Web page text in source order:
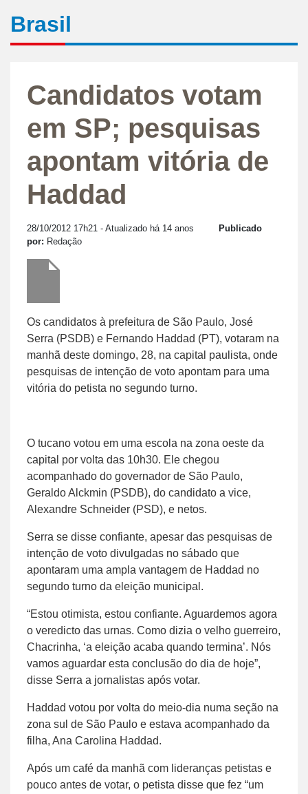
Brasil
Candidatos votam
em SP; pesquisas
apontam vitória de
Haddad
28/10/2012 17h21 - Atualizado há 14 anos
Publicado
por: Redação
Os candidatos à prefeitura de São Paulo, José
Serra (PSDB) e Fernando Haddad (PT), votaram na
manhã deste domingo, 28, na capital paulista, onde
pesquisas de intenção de voto apontam para uma
vitória do petista no segundo turno.
O tucano votou em uma escola na zona oeste da
capital por volta das 10h30. Ele chegou
acompanhado do governador de São Paulo,
Geraldo Alckmin (PSDB), do candidato a vice,
Alexandre Schneider (PSD), e netos.
Serra se disse confiante, apesar das pesquisas de
intenção de voto divulgadas no sábado que
apontaram uma ampla vantagem de Haddad no
segundo turno da eleição municipal.
“Estou otimista, estou confiante. Aguardemos agora
o veredicto das urnas. Como dizia o velho guerreiro,
Chacrinha, ‘a eleição acaba quando termina’. Nós
vamos aguardar esta conclusão do dia de hoje”,
disse Serra a jornalistas após votar.
Haddad votou por volta do meio-dia numa seção na
zona sul de São Paulo e estava acompanhado da
filha, Ana Carolina Haddad.
Após um café da manhã com lideranças petistas e
pouco antes de votar, o petista disse que fez “um